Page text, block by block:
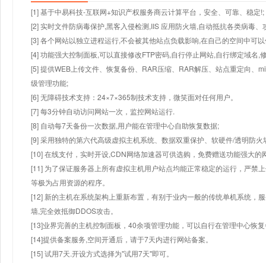
[1] 基于中易科技-互联网+知识产权服务商云计算平台，安全、可靠、稳定!;
[2] 实时文件防病毒保护,黑客入侵检测,IIS 应用防火墙,自动抵抗各类病毒、
[3] 各个网站以独立进程运行,不会被其他站点负载影响,在自己的空间中可
[4] 功能强大控制面板,可以直接修改FTP密码,自行停止网站,自行绑定域名,
[5] 提供WEB上传文件、恢复备份、RAR压缩、RAR解压、站点重定向、
级管理功能;
[6] 无障碍技术支持：24×7×365制技术支持，微笑面对任何用户。
[7] 每3分钟自动访问网站一次，监控网站运行.
[8] 自动每7天备份一次数据,用户能在管理中心自助恢复数据;
[9] 采用独特的第六代高级虚拟主机系统、数据双重保护、软硬件/透明防火
[10] 在线支付，实时开设,CDN网络加速器可供选购，免费赠送功能强大
[11] 为了保证服务器上所有虚拟主机用户站点均能正常稳定的运行，严禁
等极为占用资源的程序。
[12] 新的主机在系统架构上重新布置，有别于业内一般的传统单机系统，
墙,完全效抵御DDOS攻击。
[13]业界完善的主机控制面板，40余项管理功能，可以自行在管理中心恢
[14]提供备案服务,空间开通后，请于7天内进行网站备案。
[15] 试用7天.开设方式选择为"试用7天"即可。